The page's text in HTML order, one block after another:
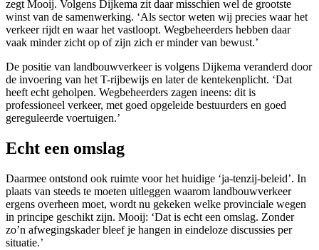
zegt Mooij. Volgens Dijkema zit daar misschien wel de grootste
winst van de samenwerking. ‘Als sector weten wij precies waar het
verkeer rijdt en waar het vastloopt. Wegbeheerders hebben daar
vaak minder zicht op of zijn zich er minder van bewust.’
De positie van landbouwverkeer is volgens Dijkema veranderd door
de invoering van het T-rijbewijs en later de kentekenplicht. ‘Dat
heeft echt geholpen. Wegbeheerders zagen ineens: dit is
professioneel verkeer, met goed opgeleide bestuurders en goed
gereguleerde voertuigen.’
Echt een omslag
Daarmee ontstond ook ruimte voor het huidige ‘ja-tenzij-beleid’. In
plaats van steeds te moeten uitleggen waarom landbouwverkeer
ergens overheen moet, wordt nu gekeken welke provinciale wegen
in principe geschikt zijn. Mooij: ‘Dat is echt een omslag. Zonder
zo’n afwegingskader bleef je hangen in eindeloze discussies per
situatie.’